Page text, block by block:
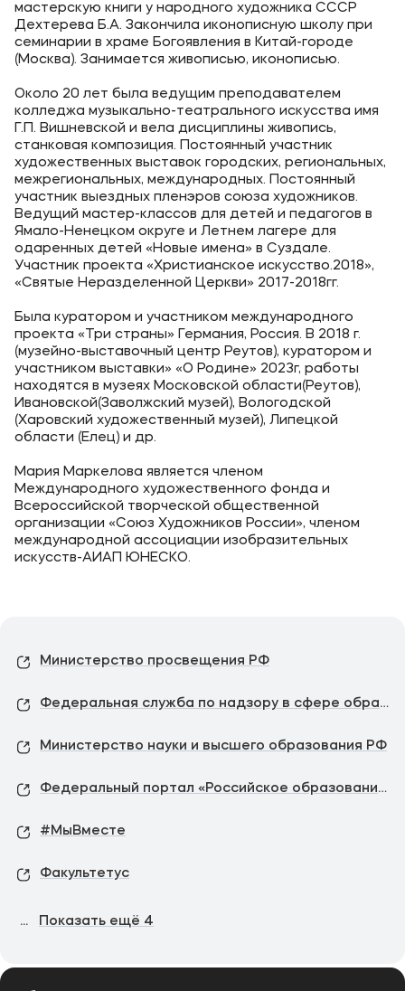
мастерскую книги у народного художника СССР
Дехтерева Б.А. Закончила иконописную школу при
семинарии в храме Богоявления в Китай-городе
(Москва). Занимается живописью, иконописью.
Около 20 лет была ведущим преподавателем
колледжа музыкально-театрального искусства имя
Г.П. Вишневской и вела дисциплины живопись,
станковая композиция. Постоянный участник
художественных выставок городских, региональных,
межрегиональных, международных. Постоянный
участник выездных пленэров союза художников.
Ведущий мастер-классов для детей и педагогов в
Ямало-Ненецком округе и Летнем лагере для
одаренных детей «Новые имена» в Суздале.
Участник проекта «Христианское искусство.2018»,
«Святые Неразделенной Церкви» 2017-2018гг.
Была куратором и участником международного
проекта «Три страны» Германия, Россия. В 2018 г.
(музейно-выставочный центр Реутов), куратором и
участником выставки» «О Родине» 2023г, работы
находятся в музеях Московской области(Реутов),
Ивановской(Заволжский музей), Вологодской
(Харовский художественный музей), Липецкой
области (Елец) и др.
Мария Маркелова является членом
Международного художественного фонда и
Всероссийской творческой общественной
организации «Союз Художников России», членом
международной ассоциации изобразительных
искусств-АИАП ЮНЕСКО.
Министерство просвещения РФ
Федеральная служба по надзору в сфере образования и науки
Министерство науки и высшего образования РФ
Федеральный портал «Российское образование»
#МыВместе
Факультетус
... Показать ещё 4